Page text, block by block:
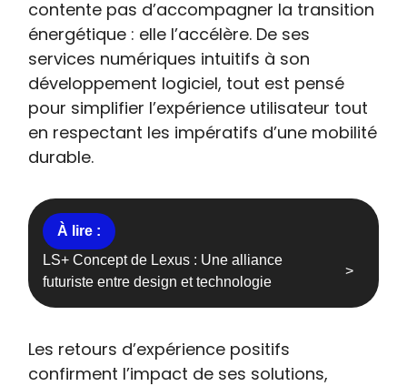
contente pas d’accompagner la transition
énergétique : elle l’accélère. De ses
services numériques intuitifs à son
développement logiciel, tout est pensé
pour simplifier l’expérience utilisateur tout
en respectant les impératifs d’une mobilité
durable.
LS+ Concept de Lexus : Une alliance
futuriste entre design et technologie
Les retours d’expérience positifs
confirment l’impact de ses solutions,